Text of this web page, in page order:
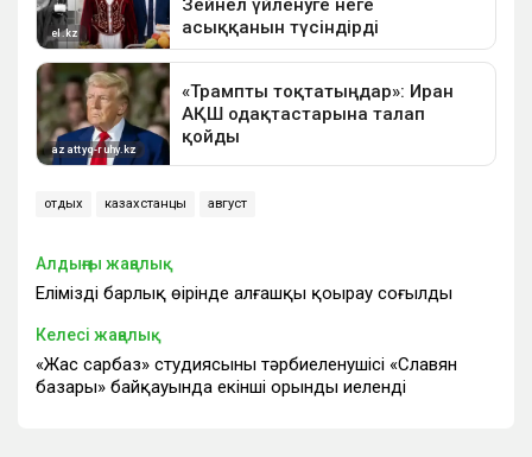
отдых казахстанцы август
Алдыңғы жаңалық
Еліміздің барлық өңірінде алғашқы қоңырау соғылды
Келесі жаңалық
«Жас сарбаз» студиясының тәрбиеленушісі «Славян
базары» байқауында екінші орынды иеленді